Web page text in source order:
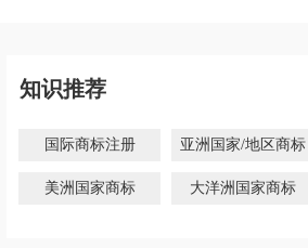
知识推荐
国际商标注册 亚洲国家/地区商标
美洲国家商标 大洋洲国家商标